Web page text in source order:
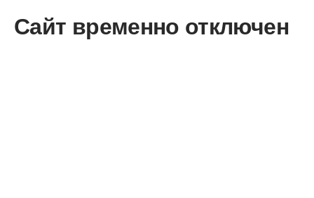
Сайт временно отключен